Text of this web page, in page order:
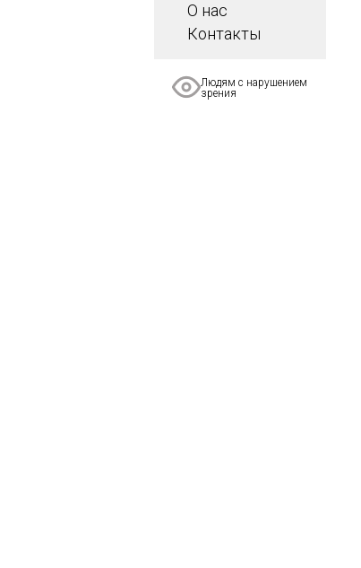
О нас
Контакты
Людям с нарушением
зрения